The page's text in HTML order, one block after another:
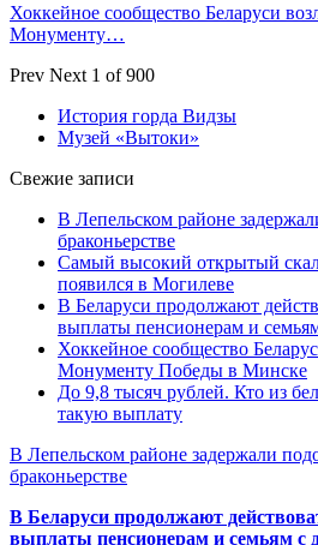
Хоккейное сообщество Беларуси
Монументу…
Prev Next 1 of 900
История горда Видзы
Музей «Вытоки»
Свежие записи
В Лепельском районе
браконьерстве
Самый высокий открытый
появился в Могилеве
В Беларуси продолжают
выплаты пенсионерам и
Хоккейное сообщество
Монументу Победы в Минске
До 9,8 тысяч рублей. Кто из
такую выплату
В Лепельском районе задержали
браконьерстве
В Беларуси продолжают
выплаты пенсионерам и семьям с